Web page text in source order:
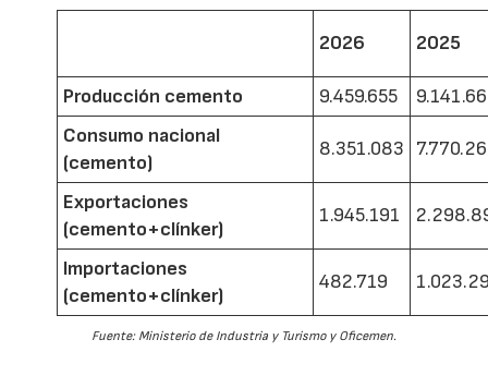
2026 2025
Producción cemento 9.459.655
Consumo nacional
(cemento)
8.351.083
Exportaciones
(cemento+clínker)
1.945.191
Importaciones
(cemento+clínker)
482.719
Fuente: Ministerio de Industria y Turismo y Oficemen.